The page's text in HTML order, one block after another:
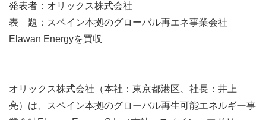
発表者：オリックス株式会社
表 題：スペイン本拠のグローバル再エネ事業会社
Elawan Energyを買収
オリックス株式会社（本社：東京都港区、社長：井上
亮）は、スペイン本拠のグローバル再生可能エネルギー事